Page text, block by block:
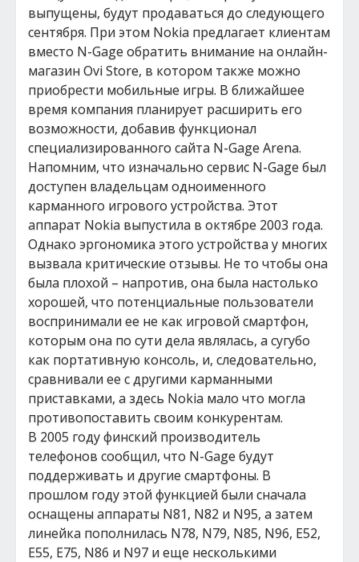
выпущены, будут продаваться до следующего
сентября. При этом Nokia предлагает клиентам
вместо N-Gage обратить внимание на онлайн-
магазин Ovi Store, в котором также можно
приобрести мобильные игры. В ближайшее
время компания планирует расширить его
возможности, добавив функционал
специализированного сайта N-Gage Arena.
Напомним, что изначально сервис N-Gage был
доступен владельцам одноименного
карманного игрового устройства. Этот
аппарат Nokia выпустила в октябре 2003 года.
Однако эргономика этого устройства у многих
вызвала критические отзывы. Не то чтобы она
была плохой – напротив, она была настолько
хорошей, что потенциальные пользователи
воспринимали ее не как игровой смартфон,
которым она по сути дела являлась, а сугубо
как портативную консоль, и, следовательно,
сравнивали ее с другими карманными
приставками, а здесь Nokia мало что могла
противопоставить своим конкурентам.
В 2005 году финский производитель
телефонов сообщил, что N-Gage будут
поддерживать и другие смартфоны. В
прошлом году этой функцией были сначала
оснащены аппараты N81, N82 и N95, а затем
линейка пополнилась N78, N79, N85, N96, E52,
E55, E75, N86 и N97 и еще несколькими